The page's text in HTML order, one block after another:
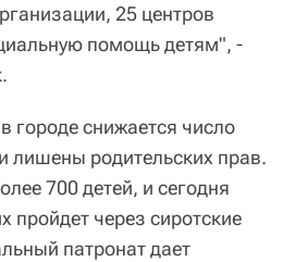
25 центров
помощь детям", -
городе снижается число
лишены родительских прав.
700 детей, и сегодня
пройдет через сиротские
патронат дает